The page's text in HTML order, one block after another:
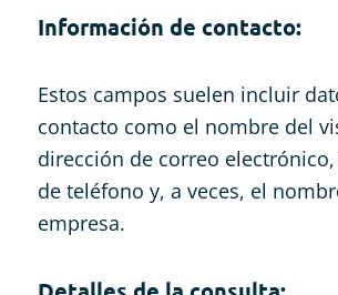
Información de contacto:
Estos campos suelen incluir
contacto como el nombre del
dirección de correo
de teléfono y, a veces, el
empresa.